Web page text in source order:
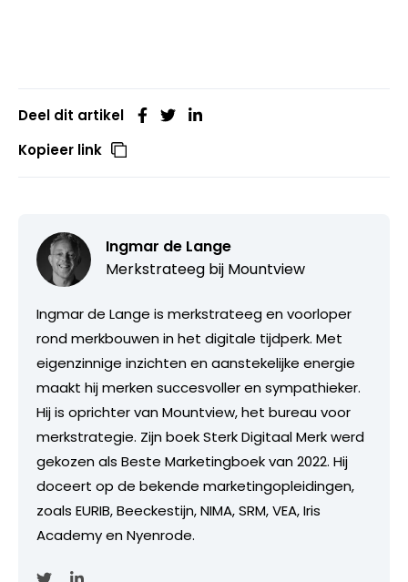
Deel dit artikel
Kopieer link
Ingmar de Lange
Merkstrateeg bij Mountview
Ingmar de Lange is merkstrateeg en voorloper
rond merkbouwen in het digitale tijdperk. Met
eigenzinnige inzichten en aanstekelijke energie
maakt hij merken succesvoller en sympathieker.
Hij is oprichter van Mountview, het bureau voor
merkstrategie. Zijn boek Sterk Digitaal Merk werd
gekozen als Beste Marketingboek van 2022. Hij
doceert op de bekende marketingopleidingen,
zoals EURIB, Beeckestijn, NIMA, SRM, VEA, Iris
Academy en Nyenrode.